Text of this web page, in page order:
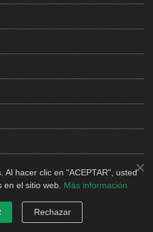
×
Al hacer clic en "ACEPTAR", usted
el sitio web. Más información
Rechazar